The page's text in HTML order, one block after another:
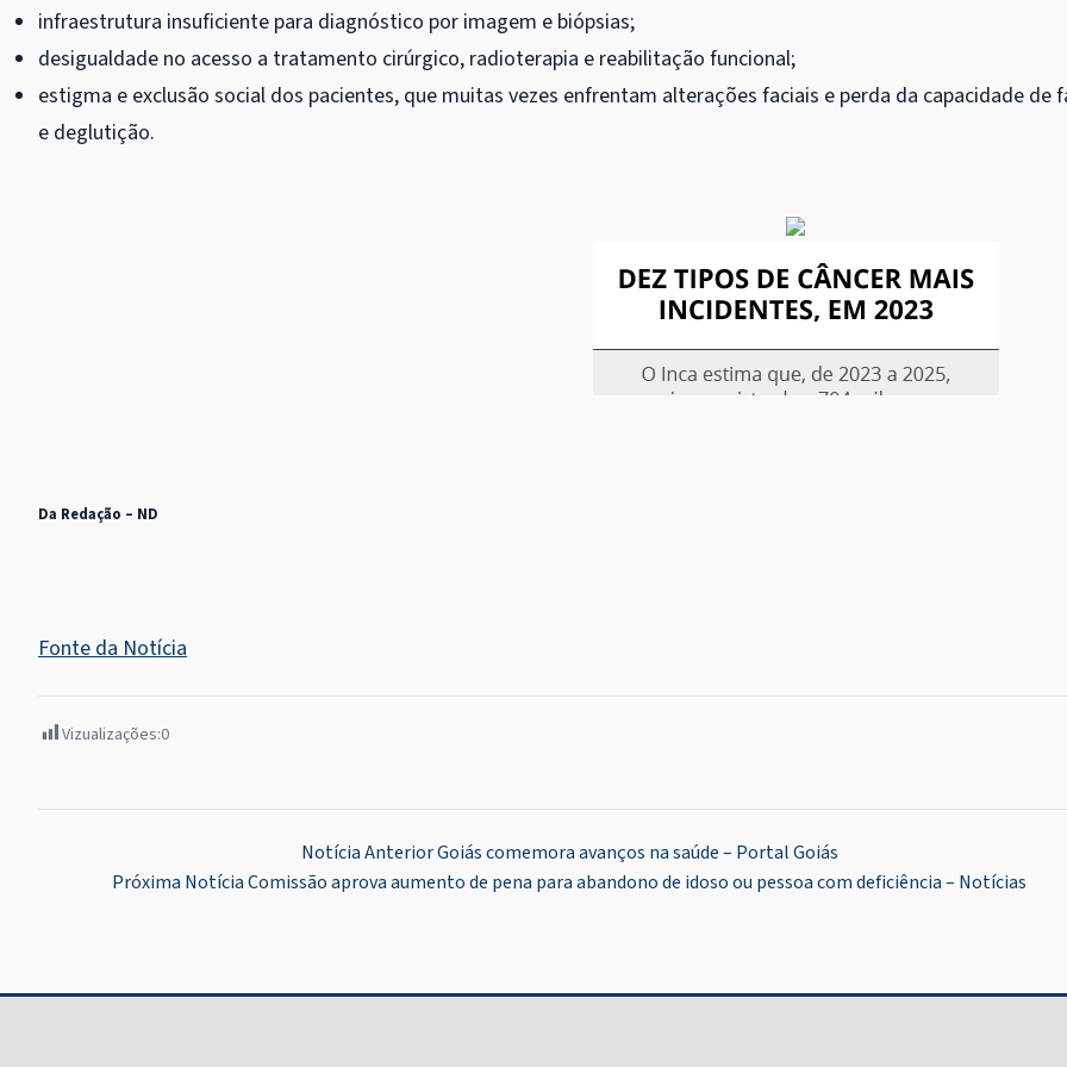
infraestrutura insuficiente para diagnóstico por imagem e biópsias;
desigualdade no acesso a tratamento cirúrgico, radioterapia e reabilitação funcional;
estigma e exclusão social dos pacientes, que muitas vezes enfrentam alterações faciais e perda da capacidade de
e deglutição.
Da Redação – ND
Fonte da Notícia
Vizualizações:0
Notícia AnteriorGoiás comemora avanços na saúde – Portal Goiás
Próxima NotíciaComissão aprova aumento de pena para abandono de idoso ou pessoa com deficiência – Notícias